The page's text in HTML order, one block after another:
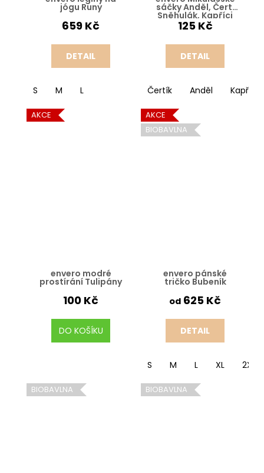
jógu Runy
659 Kč
DETAIL
S M L
sáčky Anděl, Čert,
Sněhulák, Kapříci
125 Kč
DETAIL
Čertík Anděl Kapříci
AKCE
envero modré
prostírání Tulipány
100 Kč
DO KOŠÍKU
AKCE
BIOBAVLNA
envero pánské
tričko Bubeník
od 625 Kč
DETAIL
S M L XL 2XL
BIOBAVLNA BIOBAVLNA